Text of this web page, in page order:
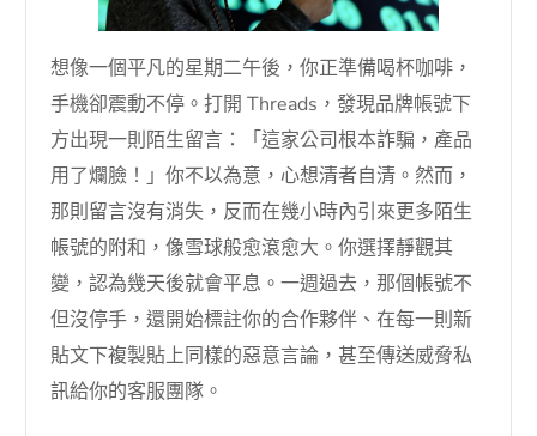
想像一個平凡的星期二午後，你正準備喝杯咖啡，
手機卻震動不停。打開 Threads，發現品牌帳號下
方出現一則陌生留言：「這家公司根本詐騙，產品
用了爛臉！」你不以為意，心想清者自清。然而，
那則留言沒有消失，反而在幾小時內引來更多陌生
帳號的附和，像雪球般愈滾愈大。你選擇靜觀其
變，認為幾天後就會平息。一週過去，那個帳號不
但沒停手，還開始標註你的合作夥伴、在每一則新
貼文下複製貼上同樣的惡意言論，甚至傳送威脅私
訊給你的客服團隊。